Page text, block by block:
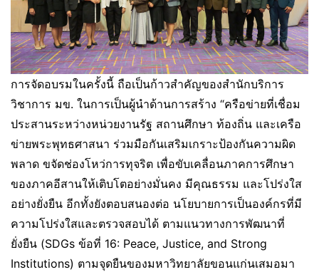
การจัดอบรมในครั้งนี้ ถือเป็นก้าวสำคัญของสำนักบริการ
วิชาการ มข. ในการเป็นผู้นำด้านการสร้าง “ครือข่ายที่เชื่อม
ประสานระหว่างหน่วยงานรัฐ สถานศึกษา ท้องถิ่น และเครือ
ข่ายพระพุทธศาสนา ร่วมมือกันเสริมเกราะป้องกันความผิด
พลาด ขจัดช่องโหว่การทุจริต เพื่อขับเคลื่อนภาคการศึกษา
ของภาคอีสานให้เติบโตอย่างมั่นคง มีคุณธรรม และโปร่งใส
อย่างยั่งยืน อีกทั้งยังตอบสนองต่อ นโยบายการเป็นองค์กรที่มี
ความโปร่งใสและตรวจสอบได้ ตามแนวทางการพัฒนาที่
ยั่งยืน (SDGs ข้อที่ 16: Peace, Justice, and Strong
Institutions) ตามจุดยืนของมหาวิทยาลัยขอนแก่นเสมอมา